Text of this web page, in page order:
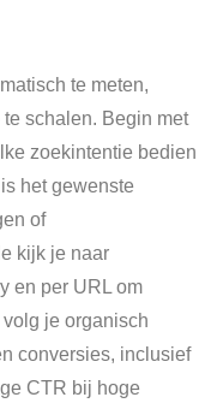
te meten,
schalen. Begin met
zoekintentie bedien
het gewenste
of
kijk je naar
en per URL om
je organisch
conversies, inclusief
CTR bij hoge